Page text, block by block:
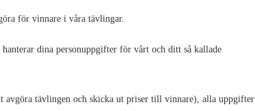
för vinnare i våra tävlingar.
dina personuppgifter för vårt och ditt så kallade
avgöra tävlingen och skicka ut priser till vinnare), alla uppgifter